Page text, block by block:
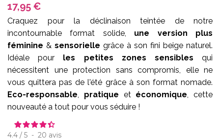
17,95 €
Craquez pour la déclinaison teintée de notre
incontournable format solide, une version plus
féminine & sensorielle grâce à son fini beige naturel.
Idéale pour les petites zones sensibles qui
nécessitent une protection sans compromis, elle ne
vous quittera pas de l'été grâce à son format nomade.
Eco-responsable, pratique et économique, cette
nouveauté a tout pour vous séduire !
4.4 / 5 - 20 avis